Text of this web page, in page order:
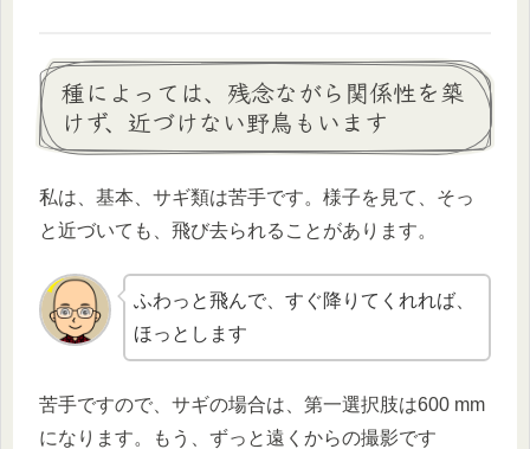
種によっては、残念ながら関係性を築
けず、近づけない野鳥もいます
私は、基本、サギ類は苦手です。様子を見て、そっ
と近づいても、飛び去られることがあります。
ふわっと飛んで、すぐ降りてくれれば、
ほっとします
苦手ですので、サギの場合は、第一選択肢は600 mm
になります。もう、ずっと遠くからの撮影です